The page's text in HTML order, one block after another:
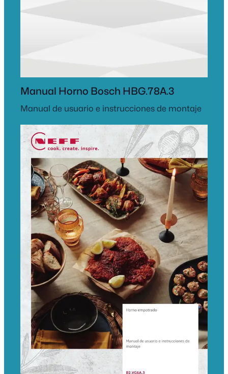
Manual Horno Bosch HBG.78A.3
Manual de usuario e instrucciones de montaje